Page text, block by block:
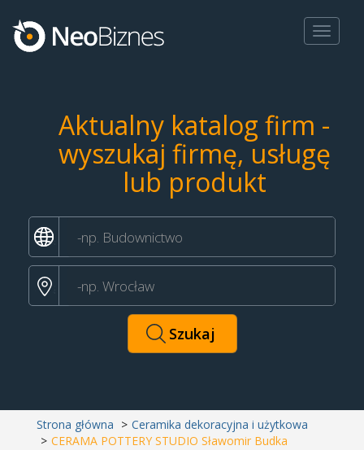
Toggle
Aktualny katalog firm -
wyszukaj firmę, usługę
lub produkt
Strona główna
Ceramika dekoracyjna i użytkowa
CERAMA POTTERY STUDIO Sławomir Budka